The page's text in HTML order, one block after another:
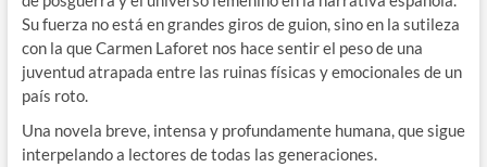
Su fuerza no está en grandes giros de guion, sino en la sutileza
con la que Carmen Laforet nos hace sentir el peso de una
juventud atrapada entre las ruinas físicas y emocionales de un
país roto.
Una novela breve, intensa y profundamente humana, que sigue
interpelando a lectores de todas las generaciones.